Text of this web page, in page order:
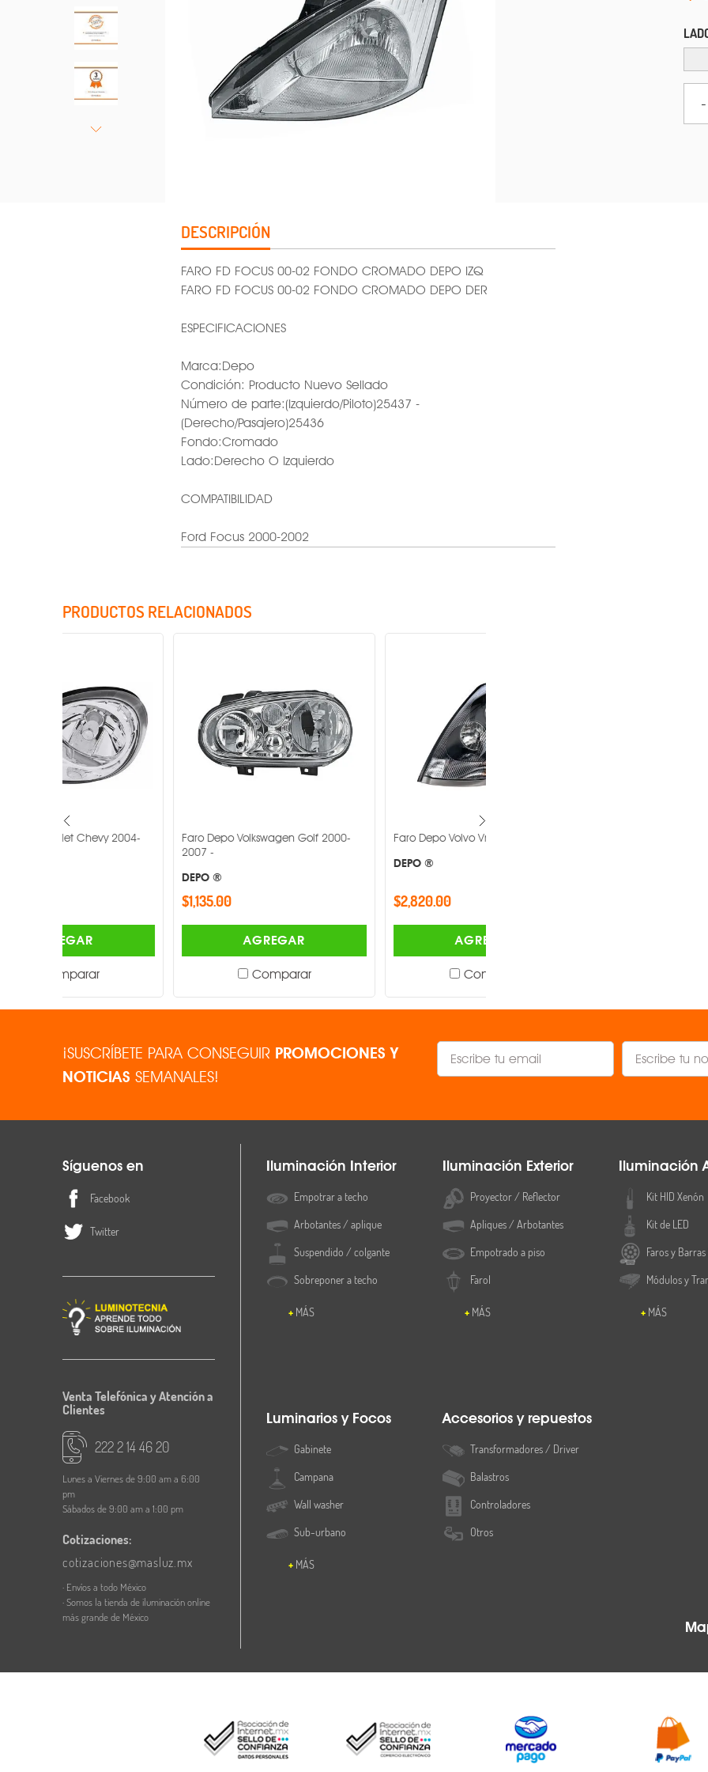
-
DESCRIPCIÓN
FARO FD FOCUS 00-02 FONDO CROMADO DEPO IZQ
FARO FD FOCUS 00-02 FONDO CROMADO DEPO DER
ESPECIFICACIONES
Marca:Depo
Condición: Producto Nuevo Sellado
Número de parte:(Izquierdo/Piloto)25437 -
(Derecho/Pasajero)25436
Fondo:Cromado
Lado:Derecho O Izquierdo
COMPATIBILIDAD
Ford Focus 2000-2002
PRODUCTOS RELACIONADOS
Faro Depo Volkswagen Golf 2000-
Faro Depo Volvo Vnl 2004-2016 -
¡SUSCRÍBETE PARA CONSEGUIR PROMOCIONES Y
NOTICIAS SEMANALES!
Síguenos en
Facebook
Twitter
Venta Telefónica y Atención a
Clientes
222 2 14 46 20
Lunes a Viernes de 9:00 am a 6:00
pm
Sábados de 9:00 am a 1:00 pm
Cotizaciones:
cotizaciones@masluz.mx
· Envíos a todo México
· Somos la tienda de iluminación online
más grande de México
Iluminación Interior
Empotrar a techo
Arbotantes / aplique
Suspendido / colgante
Sobreponer a techo
MÁS
Iluminación Exterior
Proyector / Reflector
Apliques / Arbotantes
Empotrado a piso
Farol
MÁS
Iluminación
Kit HID Xenón
Kit de LED
Faros y Barras
Módulos y
MÁS
Luminarios y Focos
Gabinete
Campana
Wall washer
Sub-urbano
MÁS
Accesorios y repuestos
Transformadores / Driver
Balastros
Controladores
Otros